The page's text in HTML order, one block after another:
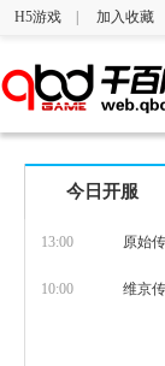
H5游戏 加入收藏
今日开服
13:00 原始
10:00 维京